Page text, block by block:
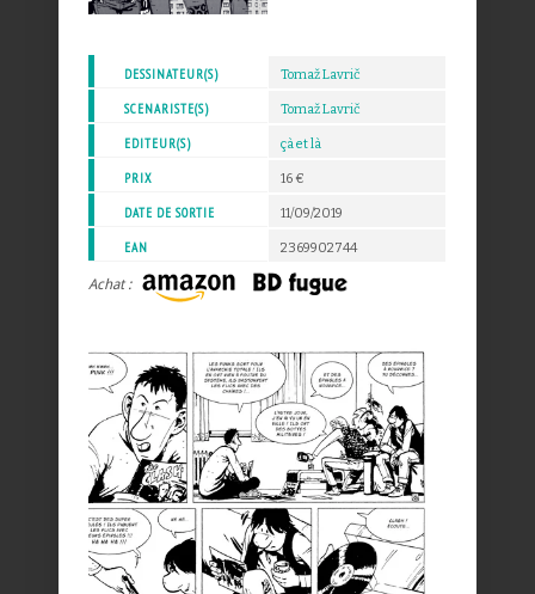
DESSINATEUR(S) Tomaž Lavrič
SCENARISTE(S) Tomaž Lavrič
EDITEUR(S) çà et là
PRIX 16 €
DATE DE SORTIE 11/09/2019
EAN 2369902744
Achat :